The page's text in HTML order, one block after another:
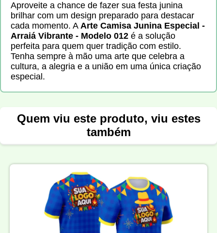
Aproveite a chance de fazer sua festa junina
brilhar com um design preparado para destacar
cada momento. A Arte Camisa Junina Especial -
Arraiá Vibrante - Modelo 012 é a solução
perfeita para quem quer tradição com estilo.
Tenha sempre à mão uma arte que celebra a
cultura, a alegria e a união em uma única criação
especial.
Quem viu este produto, viu estes
também